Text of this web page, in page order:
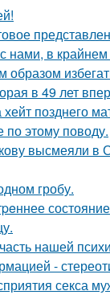
нами, в
образом
в 49 лет
позднего
по этому поводу.
высмеяли в
гробу.
нашей
-
секса